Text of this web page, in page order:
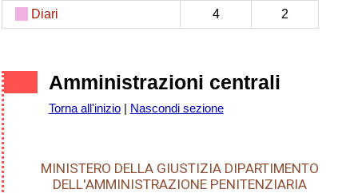
Diari 4 2
Amministrazioni centrali
Torna all'inizio| Nascondi sezione
MINISTERO DELLA GIUSTIZIA DIPARTIMENTO
DELL'AMMINISTRAZIONE PENITENZIARIA